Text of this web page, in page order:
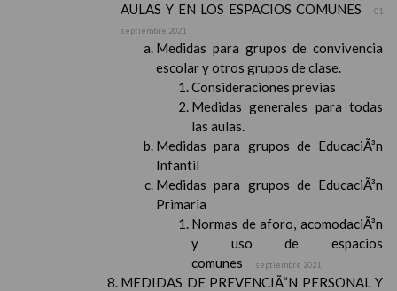
AULAS Y EN LOS ESPACIOS COMUNES
01
septiembre 2021
Medidas para grupos de convivencia
escolar y otros grupos de clase.
Consideraciones previas
Medidas generales para todas
las aulas.
Medidas para grupos de EducaciÃ³n
Infantil
Medidas para grupos de EducaciÃ³n
Primaria
Normas de aforo, acomodaciÃ³n
y uso de espacios
comunes
septiembre 2021
MEDIDAS DE PREVENCIÃ“N PERSONAL Y